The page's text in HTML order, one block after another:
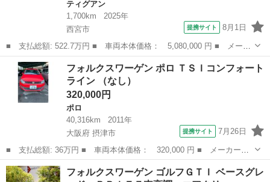
ティグアン
1,700km
2025年
西宮市
提携サイト 8月1日
■ 支払総額: 522.7万円 ■ 車両本体価格： 5,080,000 円 ■ メーカ
ー名： フォルクスワーゲン ■ 車種名： ティグアン ■ グレード
名： ｅＴＳＩ Ｒライン 弊社デモカー登録車 新車保証継承２０
２８年７...
兵庫 西宮市 ティグアン
フォルクスワーゲン ポロ ＴＳＩコンフォート
ライン （なし）
320,000円
ポロ
40,316km
2011年
大阪府 摂津市
提携サイト 7月26日
■ 支払総額: 36万円 ■ 車両本体価格： 320,000 円 ■ メーカー
名： フォルクスワーゲン ■ 車種名： ポロ ■ グレード名： Ｔ
ＳＩコンフォートライン ■ 排気量： 1200cc ■ ドア枚数： 5D
大阪 摂津市
フォルクスワーゲン ゴルフＧＴＩ ベースグレ